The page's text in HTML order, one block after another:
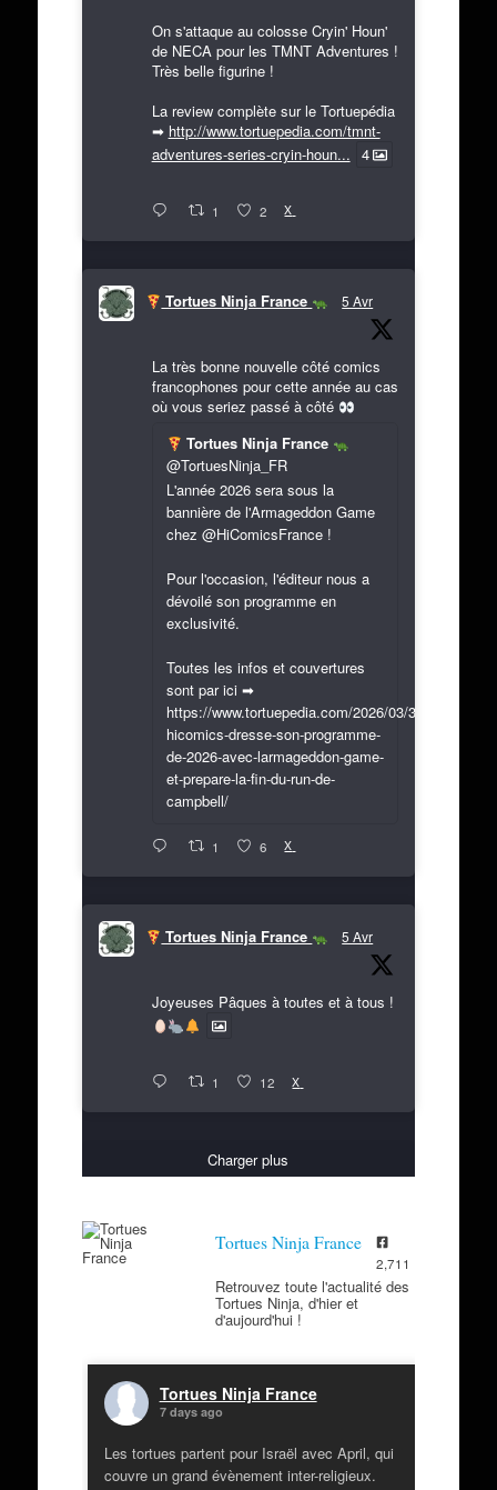
On s'attaque au colosse Cryin' Houn'
de NECA pour les TMNT Adventures !
Très belle figurine !
La review complète sur le Tortuepédia
➡ http://www.tortuepedia.com/tmnt-
adventures-series-cryin-houn... 4
1 2 X
Tortues Ninja France 5 Avr
La très bonne nouvelle côté comics
francophones pour cette année au cas
où vous seriez passé à côté
Tortues Ninja France
@TortuesNinja_FR
L'année 2026 sera sous la
bannière de l'Armageddon Game
chez @HiComicsFrance !
Pour l'occasion, l'éditeur nous a
dévoilé son programme en
exclusivité.
Toutes les infos et couvertures
sont par ici ➡
https://www.tortuepedia.com/2026/03/31/exclusif-
hicomics-dresse-son-programme-
de-2026-avec-larmageddon-game-
et-prepare-la-fin-du-run-de-
campbell/
1 6 X
Tortues Ninja France 5 Avr
Joyeuses Pâques à toutes et à tous !
1 12 X
Charger plus
Tortues Ninja France
2,711
Retrouvez toute l'actualité des
Tortues Ninja, d'hier et
d'aujourd'hui !
Tortues Ninja France
7 days ago
Les tortues partent pour Israël avec April, qui
couvre un grand évènement inter-religieux.